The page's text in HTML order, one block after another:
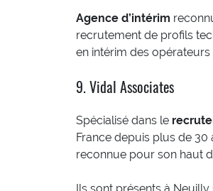
Agence d’intérim
recrutement de profils
en intérim des
9. Vidal Associates
Spécialisé dans le
France depuis plus de 30
reconnue pour son haut